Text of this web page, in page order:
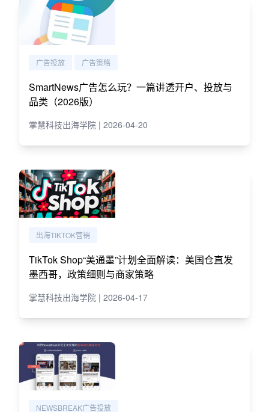
广告投放 广告策略
SmartNews广告怎么玩？一篇讲透开户、投放与
品类（2026版）
掌慧科技出海学院 | 2026-04-20
出海TIKTOK营销
TikTok Shop“美通墨”计划全面解读：美国仓直发
墨西哥，政策细则与商家策略
掌慧科技出海学院 | 2026-04-17
NEWSBREAK广告投放